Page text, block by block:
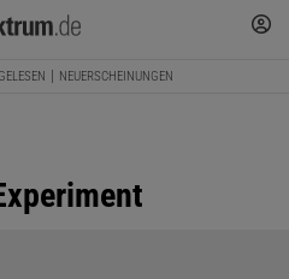
NEUERSCHEINUNGEN